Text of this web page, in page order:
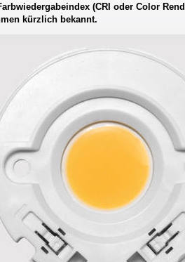
(CRI oder Color
kürzlich bekannt.